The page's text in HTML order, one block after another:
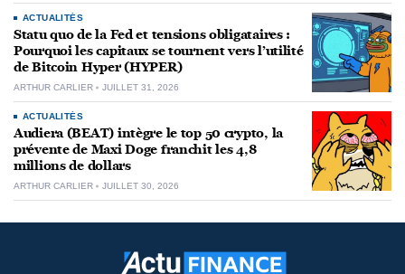
ACTUALITÉS
Statu quo de la Fed et tensions obligataires :
Pourquoi les capitaux se tournent vers l’utilité
de Bitcoin Hyper (HYPER)
ARTHUR CARLIER JUILLET 31, 2026
ACTUALITÉS
Audiera (BEAT) intègre le top 50 crypto, la
prévente de Maxi Doge franchit les 4,8
millions de dollars
ARTHUR CARLIER JUILLET 30, 2026